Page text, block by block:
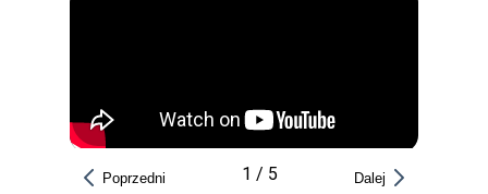
Poprzedni 1 / 5 Dalej